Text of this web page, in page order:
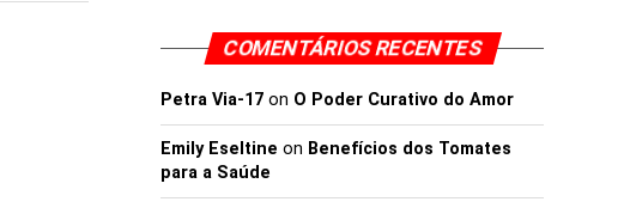
COMENTÁRIOS RECENTES
Petra Via-17 on O Poder Curativo do Amor
Emily Eseltine on Benefícios dos Tomates
para a Saúde